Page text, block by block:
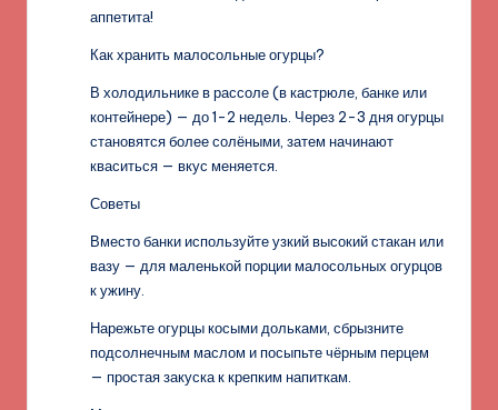
аппетита!
Как хранить малосольные огурцы?
В холодильнике в рассоле (в кастрюле, банке или
контейнере) — до 1-2 недель. Через 2-3 дня огурцы
становятся более солёными, затем начинают
кваситься — вкус меняется.
Советы
Вместо банки используйте узкий высокий стакан или
вазу — для маленькой порции малосольных огурцов
к ужину.
Нарежьте огурцы косыми дольками, сбрызните
подсолнечным маслом и посыпьте чёрным перцем
— простая закуска к крепким напиткам.